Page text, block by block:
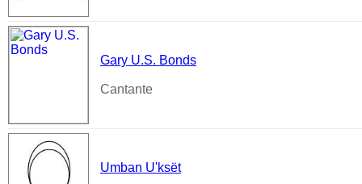
Gary U.S. Bonds
Cantante
Umban U'ksët